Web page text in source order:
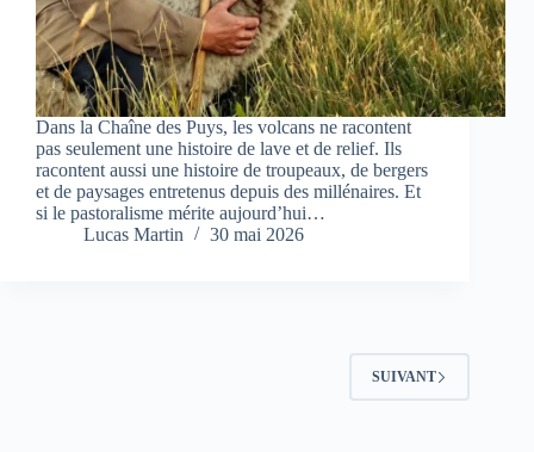
Dans la Chaîne des Puys, les volcans ne racontent
pas seulement une histoire de lave et de relief. Ils
racontent aussi une histoire de troupeaux, de bergers
et de paysages entretenus depuis des millénaires. Et
si le pastoralisme mérite aujourd’hui…
Lucas Martin
30 mai 2026
SUIVANT